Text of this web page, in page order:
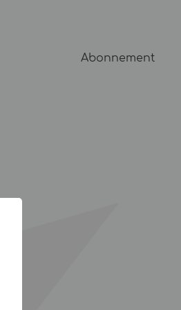
Abonnement